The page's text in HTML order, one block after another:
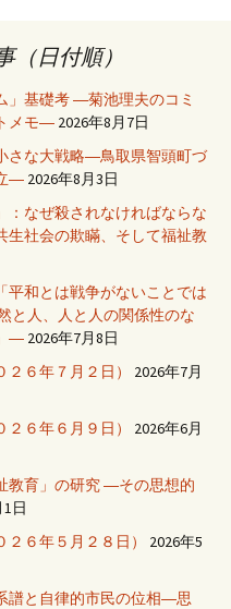
（日付順）
基礎考 ―菊池理夫のコミ
メモ― 2026年8月7日
さな大戦略―鳥取県智頭町づ
― 2026年8月3日
なぜ殺されなければならな
社会の欺瞞、そして福祉教
和とは戦争がないことでは
と人、人と人の関係性のな
― 2026年7月8日
６年７月２日）
2026年7月
６年６月９日）
2026年6月
育」の研究 ―その思想的
1日
６年５月２８日）
2026年5
と自律的市民の位相―思